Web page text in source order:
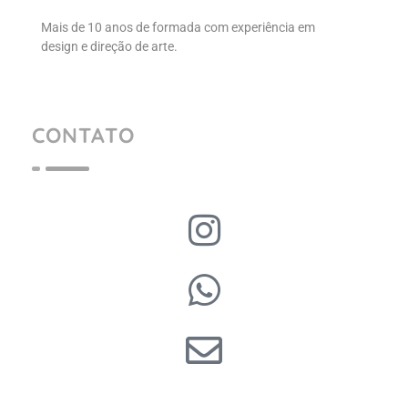
Mais de 10 anos de formada com experiência em
design e direção de arte.
CONTATO